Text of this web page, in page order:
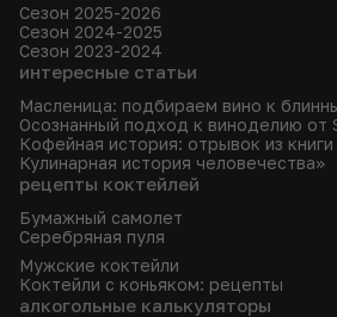
Сезон 2025-2026
Сезон 2024-2025
Сезон 2023-2024
интересные статьи
Масленица: подбираем вино к
Осознанный подход к виноделию от
Кофейная история: отрывок из
Кулинарная история человечества»
рецепты коктейлей
Бумажный самолет
Серебряная пуля
Мужские коктейли
Коктейли с коньяком: рецепты
алкогольные калькуляторы